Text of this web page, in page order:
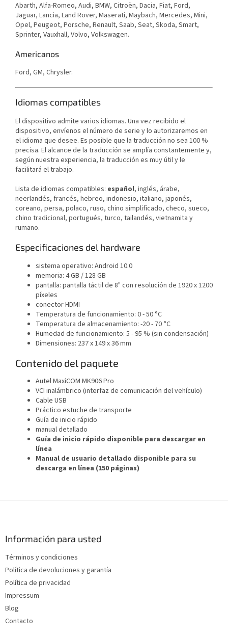
Abarth, Alfa-Romeo, Audi, BMW, Citroën, Dacia, Fiat, Ford,
Jaguar, Lancia, Land Rover, Maserati, Maybach, Mercedes, Mini,
Opel, Peugeot, Porsche, Renault, Saab, Seat, Skoda, Smart,
Sprinter, Vauxhall, Volvo, Volkswagen.
Americanos
Ford, GM, Chrysler.
Idiomas compatibles
El dispositivo admite varios idiomas. Una vez recibido el
dispositivo, envíenos el número de serie y lo autorizaremos en
el idioma que desee. Es posible que la traducción no sea 100 %
precisa. El alcance de la traducción se amplía constantemente y,
según nuestra experiencia, la traducción es muy útil y le
facilitará el trabajo.
Lista de idiomas compatibles: español, inglés, árabe,
neerlandés, francés, hebreo, indonesio, italiano, japonés,
coreano, persa, polaco, ruso, chino simplificado, checo, sueco,
chino tradicional, portugués, turco, tailandés, vietnamita y
rumano.
Especificaciones del hardware
sistema operativo: Android 10.0
memoria: 4 GB / 128 GB
pantalla: pantalla táctil de 8" con resolución de 1920 x 1200
píxeles
conector HDMI
Temperatura de funcionamiento: 0 - 50 °C
Temperatura de almacenamiento: -20 - 70 °C
Humedad de funcionamiento: 5 - 95 % (sin condensación)
Dimensiones: 237 x 149 x 36 mm
Contenido del paquete
Autel MaxiCOM MK906 Pro
VCI inalámbrico (interfaz de comunicación del vehículo)
Cable USB
Práctico estuche de transporte
Guía de inicio rápido
manual detallado
Guía de inicio rápido disponible para descargar en
línea
Manual de usuario detallado disponible para su
descarga en línea (150 páginas)
n
Información para usted
Términos y condiciones
Política de devoluciones y garantía
Política de privacidad
Impressum
Blog
Contacto